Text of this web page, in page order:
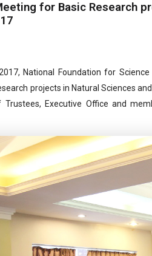
for Basic Research
National Foundation for
projects in Natural Sciences
Executive Office and